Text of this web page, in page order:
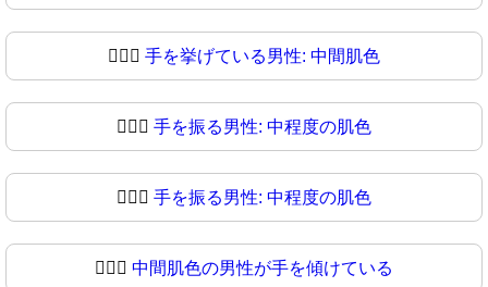
💁🏼‍♂ 手を挙げている男性: 中間肌色
💁🏽‍♂️ 手を振る男性: 中程度の肌色
💁🏽‍♂ 手を振る男性: 中程度の肌色
💁🏾‍♂️ 中間肌色の男性が手を傾けている